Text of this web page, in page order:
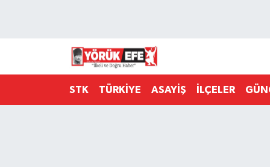
STK TÜRKİYE ASAYİŞ İLÇELER
Süper Lig Puan Durumu ve Fikstür
Tüm Manşetler